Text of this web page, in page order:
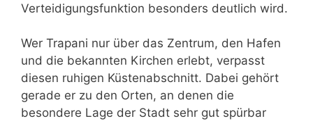
Verteidigungsfunktion besonders deutlich wird.
Wer Trapani nur über das Zentrum, den Hafen
und die bekannten Kirchen erlebt, verpasst
diesen ruhigen Küstenabschnitt. Dabei gehört
gerade er zu den Orten, an denen die
besondere Lage der Stadt sehr gut spürbar